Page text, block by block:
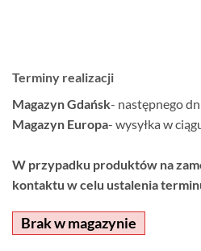
Terminy realizacji
Magazyn Gdańsk- następnego
Magazyn Europa- wysyłka w
W przypadku produktów na
kontaktu w celu ustalenia
Brak w magazynie